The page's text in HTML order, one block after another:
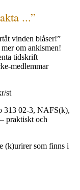
...”
vinden blåser!”
om ankismen!
tidskrift
medlemmar
st
313 02-3, NAFS(k),
praktiskt och
(k)urirer som finns i